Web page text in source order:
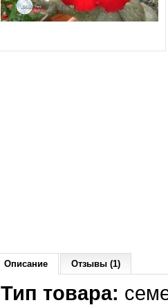
Описание Отзывы (1)
Тип товара: